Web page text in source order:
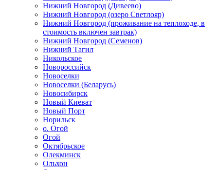
Нижний Новгород (Дивеево)
Нижний Новгород (озеро Светлояр)
Нижний Новгород (проживание на теплоходе, в
стоимость включен завтрак)
Нижний Новгород (Семенов)
Нижний Тагил
Никольское
Новороссийск
Новоселки
Новоселки (Беларусь)
Новосибирск
Новый Киеват
Новый Порт
Норильск
о. Огой
Огой
Октябрьское
Олекминск
Ольхон